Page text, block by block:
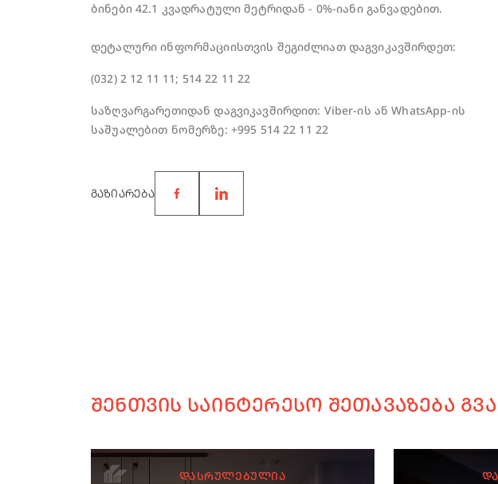
ბინები 42.1 კვადრატული მეტრიდან - 0%-იანი განვადებით.
დეტალური ინფორმაციისთვის შეგიძლიათ დაგვიკავშირდეთ:
(032) 2 12 11 11; 514 22 11 22
საზღვარგარეთიდან დაგვიკავშირდით: Viber-ის ან WhatsApp-ის
საშუალებით ნომერზე: +995 514 22 11 22
ᲒᲐᲖᲘᲐᲠᲔᲑᲐ
ᲨᲔᲜᲗᲕᲘᲡ ᲡᲐᲘᲜᲢᲔᲠᲔᲡᲝ ᲨᲔᲗᲐᲕᲐᲖᲔᲑᲐ
ᲓᲐᲡᲠᲣᲚᲔᲑᲣᲚᲘᲐ